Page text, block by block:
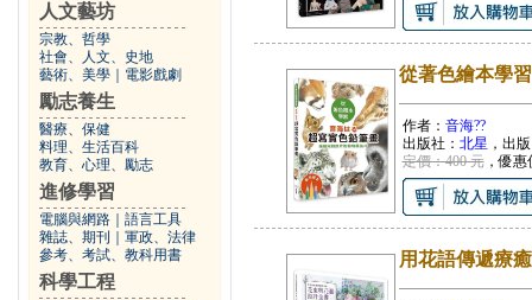
人文藝坊
宗教、哲學
社會、人文、史地
藝術、美學
電影戲劇
勵志養生
醫療、保健
料理、生活百科
教育、心理、勵志
進修學習
電腦與網路
語言工具
雜誌、期刊
軍政、法律
參考、考試、教科用書
科學工程
從著色繪本學
作者： 音海??
出版社： 北星 ，出
定價：400 元，優惠
用花語傳遞療